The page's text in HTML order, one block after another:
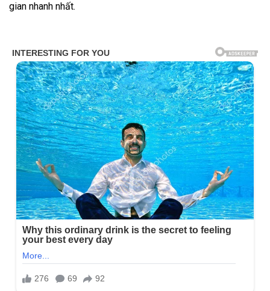
gian nhanh nhất.